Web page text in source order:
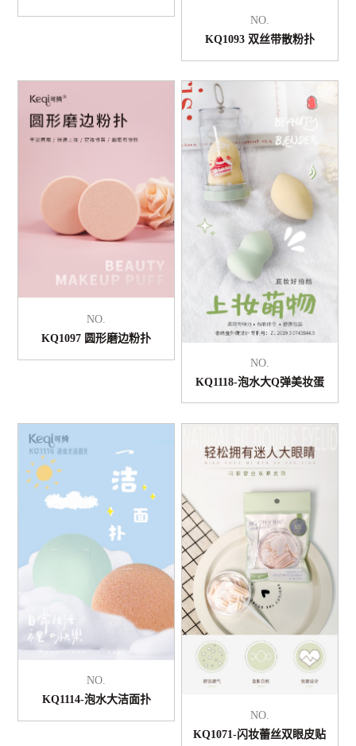
NO.
KQ1093 双丝带散粉扑
NO.
KQ1097 圆形磨边粉扑
NO.
KQ1118-泡水大Q弹美妆蛋
NO.
KQ1114-泡水大洁面扑
NO.
KQ1071-闪妆蕾丝双眼皮贴